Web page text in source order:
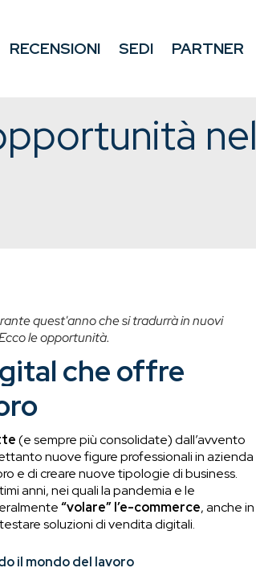
RECENSIONI SEDI PARTNER
nel
quest'anno che si tradurrà in nuovi
le opportunità.
che offre
(e sempre più consolidate) dall’avvento
nuove figure professionali in azienda
e di creare nuove tipologie di business.
anni, nei quali la pandemia e le
“volare” l’e-commerce, anche in
soluzioni di vendita digitali.
il mondo del lavoro